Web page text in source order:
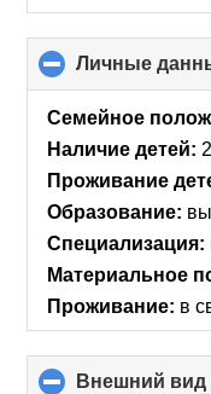
Личные
Семейное
Наличие детей: 2
Проживание
Образование:
Специализация:
Материальное
Проживание: в
Внешний вид